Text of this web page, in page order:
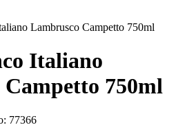
Lambrusco Campetto 750ml
Italiano
750ml
77366